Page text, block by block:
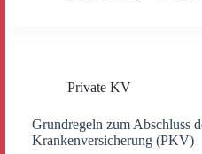
Private KV
Grundregeln zum Abschluss
Krankenversicherung (PKV)